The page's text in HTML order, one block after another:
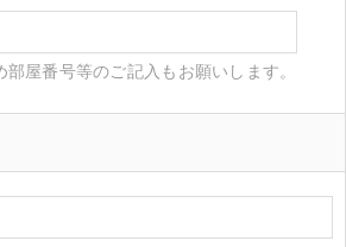
屋番号等のご記入もお願いします。